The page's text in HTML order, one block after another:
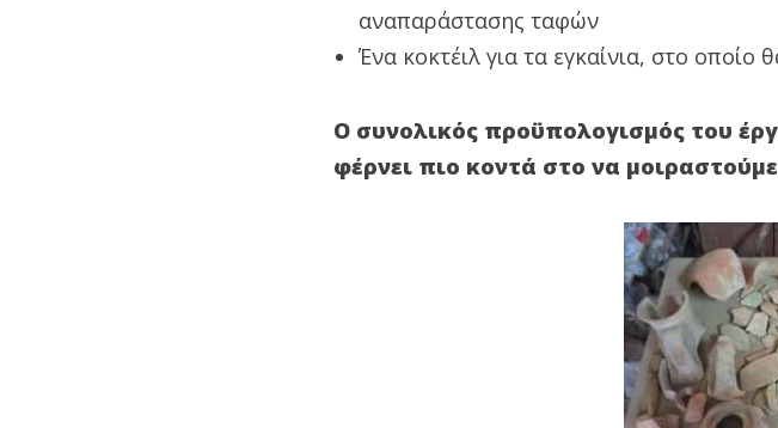
αναπαράστασης ταφών
Ένα κοκτέιλ για τα εγκαίνια, στο
Ο συνολικός προϋπολογισμός του
φέρνει πιο κοντά στο να